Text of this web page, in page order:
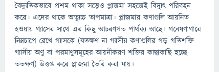
বৈদ্যুতিকভাবে প্রশম থাকা সত্ত্বেও প্লাজমা সহজেই বিদ্যুৎ পরিবহন
করে। এদের থাকে অত্যুচ্চ তাপমাত্রা। প্লাজমার কণাগুলি আয়নিত
হওয়ায় গ্যাসের সাথে এর কিছু আচরণগত পার্থক্য আছে। গবেষণাগারে
নিম্নচাপে রেখে গ্যাসকে (যতক্ষণ না গ্যাসীয় কণাগুলির গড় গতিশক্তি
গ্যাসীয় অণু বা পরমাণুসমূহের আয়নীকরণ শক্তির কাছাকাছি হচ্ছে
ততক্ষণ) উত্তপ্ত করে প্লাজমা তৈরি করা যায়।